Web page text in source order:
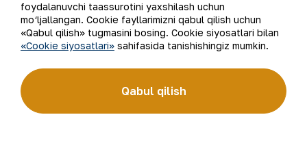
Ro‘yxatga qaytish
foydalanuvchi taassurotini yaxshilash uchun
mo‘ljallangan. Cookie fayllarimizni qabul qilish uchun
«Qabul qilish» tugmasini bosing. Cookie siyosatlari bilan
«Cookie siyosatlari» sahifasida tanishishingiz mumkin.
Qabul qilish